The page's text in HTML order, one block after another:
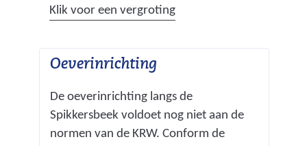
n
g
g
e
e
l
Klik voor een vergroting(
e
l
d
Oeverinrichting
De oeverinrichting langs de
Spikkersbeek voldoet nog niet aan de
normen van de KRW. Conform de